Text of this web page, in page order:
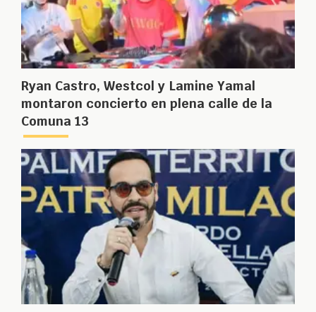
Ryan Castro, Westcol y Lamine Yamal
montaron concierto en plena calle de la
Comuna 13